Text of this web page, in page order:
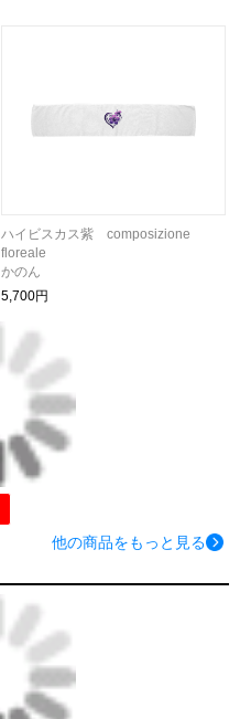
ハイビスカス紫 composizione
floreale
かのん
5,700円
他の商品をもっと見る